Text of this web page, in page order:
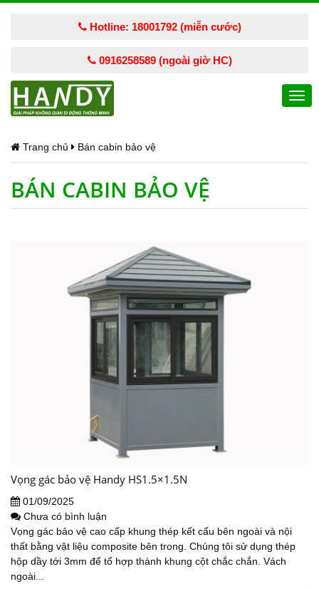
Hotline: 18001792 (miễn cước)
0916258589 (ngoài giờ HC)
Trang chủ Bán cabin bảo vệ
BÁN CABIN BẢO VỆ
Vọng gác bảo vệ Handy HS1.5×1.5N
01/09/2025
Chưa có bình luận
Vọng gác bảo vệ cao cấp khung thép kết cấu bên ngoài và nội
thất bằng vật liệu composite bên trong. Chúng tôi sử dụng thép
hộp dầy tới 3mm để tổ hợp thành khung cột chắc chắn. Vách
ngoài...